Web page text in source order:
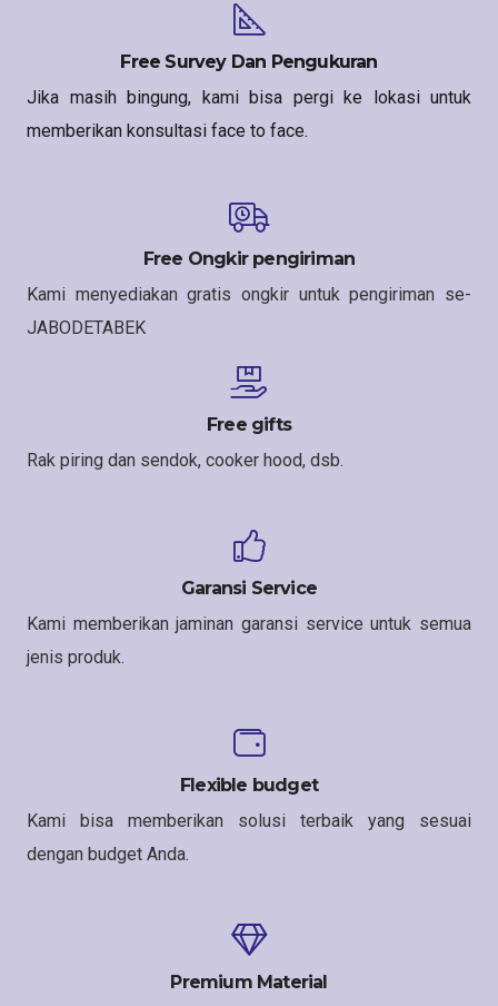
Free Survey Dan Pengukuran
Jika masih bingung, kami bisa pergi ke lokasi untuk
memberikan konsultasi face to face.
Free Ongkir pengiriman
Kami menyediakan gratis ongkir untuk pengiriman se-
JABODETABEK
Free gifts
Rak piring dan sendok, cooker hood, dsb.
Garansi Service
Kami memberikan jaminan garansi service untuk semua
jenis produk.
Flexible budget
Kami bisa memberikan solusi terbaik yang sesuai
dengan budget Anda.
Premium Material